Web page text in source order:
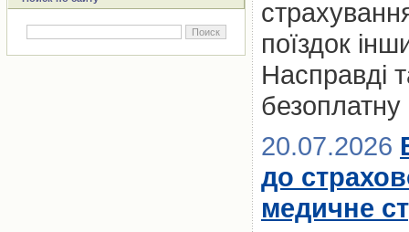
поїздок
Насправді
20.07.2026
до
медичне